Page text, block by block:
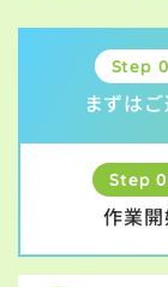
Step
まずは
Step
作業